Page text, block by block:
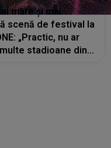
mare și mai
scenă de festival la
„Practic, nu ar
stadioane din